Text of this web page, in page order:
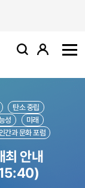
검색 로그인
탄소 중립
성
미래
간과 문화 포럼
최 안내